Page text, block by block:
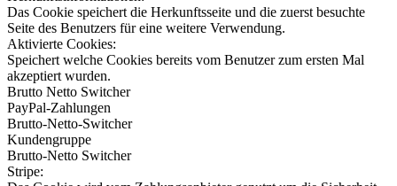
Das Cookie speichert die Herkunftsseite und die zuerst besuchte
Seite des Benutzers für eine weitere Verwendung.
Aktivierte Cookies:
Speichert welche Cookies bereits vom Benutzer zum ersten Mal
akzeptiert wurden.
Brutto Netto Switcher
PayPal-Zahlungen
Brutto-Netto-Switcher
Kundengruppe
Brutto-Netto Switcher
Stripe: